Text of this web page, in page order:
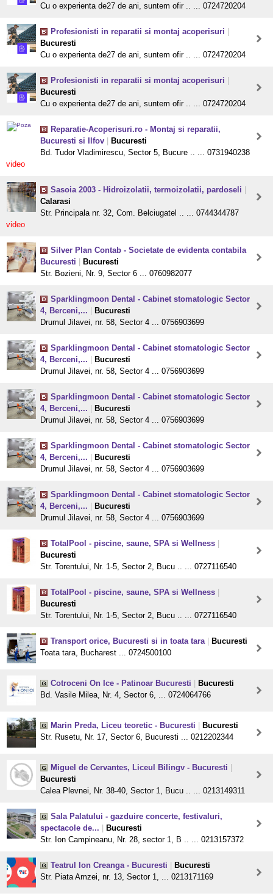
Cu o experienta de27 de ani, suntem ofir .. ... 0724720204
Profesionisti in reparatii si montaj acoperisuri
Bucuresti
Cu o experienta de27 de ani, suntem ofir .. ... 0724720204
Profesionisti in reparatii si montaj acoperisuri
Bucuresti
Cu o experienta de27 de ani, suntem ofir .. ... 0724720204
Reparatie-Acoperisuri.ro - Montaj si reparatii,
Bucuresti si Ilfov
Bucuresti
Bd. Tudor Vladimirescu, Sector 5, Bucure .. ... 0731940238
video
Sasoia 2003 - Hidroizolatii, termoizolatii, pardoseli
Calarasi
Str. Principala nr. 32, Com. Belciugatel .. ... 0744344787
video
Silver Plan Contab - Societate de evidenta contabila
Bucuresti
Bucuresti
Str. Bozieni, Nr. 9, Sector 6 ... 0760982077
Sparklingmoon Dental - Cabinet stomatologic Sector
4, Berceni,...
Bucuresti
Drumul Jilavei, nr. 58, Sector 4 ... 0756903699
Sparklingmoon Dental - Cabinet stomatologic Sector
4, Berceni,...
Bucuresti
Drumul Jilavei, nr. 58, Sector 4 ... 0756903699
Sparklingmoon Dental - Cabinet stomatologic Sector
4, Berceni,...
Bucuresti
Drumul Jilavei, nr. 58, Sector 4 ... 0756903699
Sparklingmoon Dental - Cabinet stomatologic Sector
4, Berceni,...
Bucuresti
Drumul Jilavei, nr. 58, Sector 4 ... 0756903699
Sparklingmoon Dental - Cabinet stomatologic Sector
4, Berceni,...
Bucuresti
Drumul Jilavei, nr. 58, Sector 4 ... 0756903699
TotalPool - piscine, saune, SPA si Wellness
Bucuresti
Str. Torentului, Nr. 1-5, Sector 2, Bucu .. ... 0727116540
TotalPool - piscine, saune, SPA si Wellness
Bucuresti
Str. Torentului, Nr. 1-5, Sector 2, Bucu .. ... 0727116540
Transport orice, Bucuresti si in toata tara
Bucuresti
Toata tara, Bucharest ... 0724500100
Cotroceni On Ice - Patinoar Bucuresti
Bucuresti
Bd. Vasile Milea, Nr. 4, Sector 6, ... 0724064766
Marin Preda, Liceu teoretic - Bucuresti
Bucuresti
Str. Rusetu, Nr. 17, Sector 6, Bucuresti ... 0212202344
Miguel de Cervantes, Liceul Bilingv - Bucuresti
Bucuresti
Calea Plevnei, Nr. 38-40, Sector 1, Bucu .. ... 0213149311
Sala Palatului - gazduire concerte, festivaluri,
spectacole de...
Bucuresti
Str. Ion Campineanu, Nr. 28, sector 1, B .. ... 0213157372
Teatrul Ion Creanga - Bucuresti
Bucuresti
Str. Piata Amzei, nr. 13, Sector 1, ... 0213171169